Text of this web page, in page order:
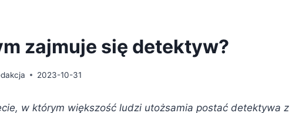
zajmuje się detektyw?
2023-10-31
w którym większość ludzi utożsamia postać detektywa